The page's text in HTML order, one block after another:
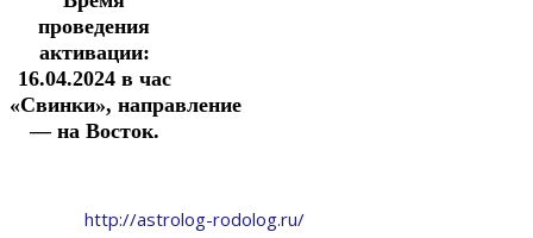
проведения
активации:
16.04.2024в час
«Свинки», направление
— на Восток.
http://astrolog-rodolog.ru/